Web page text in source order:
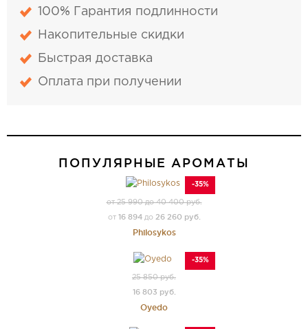
100% Гарантия подлинности
Накопительные скидки
Быстрая доставка
Оплата при получении
ПОПУЛЯРНЫЕ АРОМАТЫ
-35%
от 25 990 до 40 400 руб.
от 16 894до 26 260 руб.
Philosykos
-35%
25 850 руб.
16 803 руб.
Oyedo